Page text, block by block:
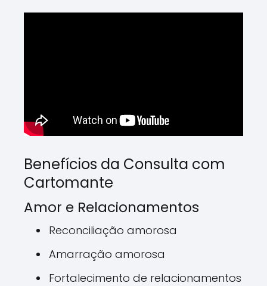
Benefícios da Consulta com
Cartomante
Amor e Relacionamentos
Reconciliação amorosa
Amarração amorosa
Fortalecimento de relacionamentos